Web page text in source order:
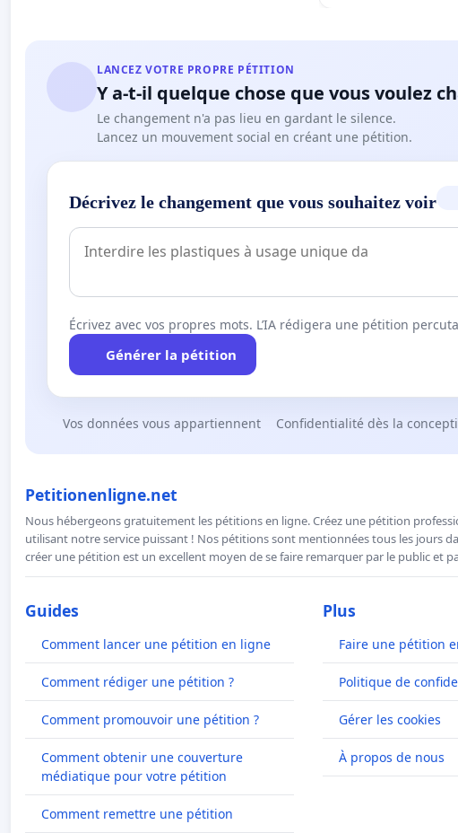
LANCEZ VOTRE PROPRE PÉTITION
Y a-t-il quelque chose que vous voulez
Le changement n'a pas lieu en gardant le silence.
Lancez un mouvement social en créant une pétition.
Décrivez le changement que vous souhaitez voir
Écrivez avec vos propres mots. L’IA rédigera une pétition
Générer la pétition
Vos données vous appartiennent Confidentialité dès la
Petitionenligne.net
Nous hébergeons gratuitement les pétitions en ligne. Créez une pétition
utilisant notre service puissant ! Nos pétitions sont mentionnées tous les jours
créer une pétition est un excellent moyen de se faire remarquer par le public et
Guides
Comment lancer une pétition en ligne
Comment rédiger une pétition ?
Comment promouvoir une pétition ?
Comment obtenir une couverture
médiatique pour votre pétition
Comment remettre une pétition
Plus
Faire une pétition
Politique de
Gérer les cookies
À propos de nous